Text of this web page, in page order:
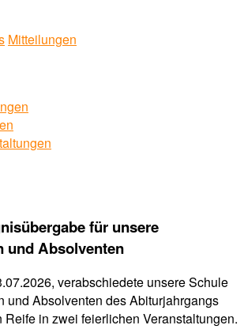
Mitteilungen
für unsere
und Absolventen
verabschiedete unsere Schule
und Absolventen des Abiturjahrgangs
Reife in zwei feierlichen Veranstaltungen.